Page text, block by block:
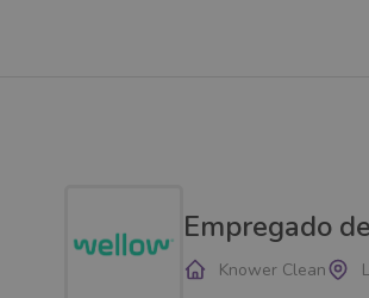
Empregado
Knower Clean